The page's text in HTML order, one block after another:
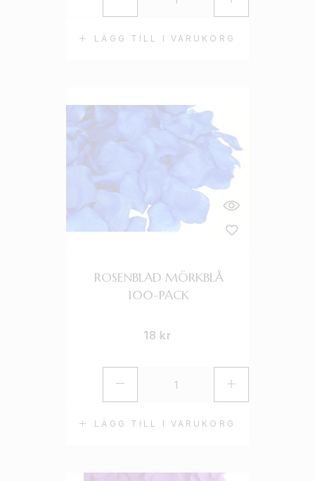
LÄGG TILL I VARUKORG
LÄGG TILL I VARUKORG
ROSENBLAD MÖRKBLÅ
100-PACK
18 kr